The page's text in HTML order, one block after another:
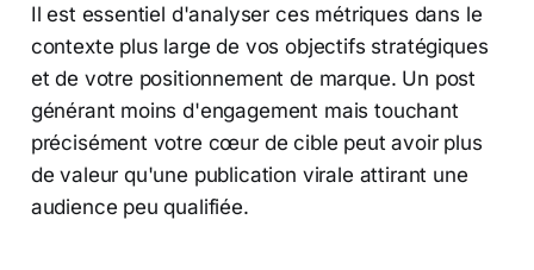
Il est essentiel d'analyser ces métriques dans le
contexte plus large de vos objectifs stratégiques
et de votre positionnement de marque. Un post
générant moins d'engagement mais touchant
précisément votre cœur de cible peut avoir plus
de valeur qu'une publication virale attirant une
audience peu qualifiée.